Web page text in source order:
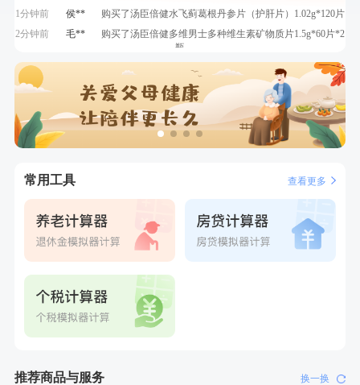
1分钟前
侯**
购买了汤臣倍健水飞蓟葛根丹参片（护肝片）1.02g*120片
2分钟前
毛**
购买了汤臣倍健多维男士多种维生素矿物质片1.5g*60片*2
瓶
江**
成功预约了女性VIP体检套餐
4分钟前
罗**
购买了美的体重秤 MO-CW5 白色
6分钟前
王*
购买了公牛环球旅行转换器—L07
成功预约了女性健康套餐二档
7分钟前
购买了姚朵朵-1000g粗粮生活礼盒
刚刚
购买了BP3颈椎热敷枕
常用工具 查看更多
推荐商品与服务 换一换